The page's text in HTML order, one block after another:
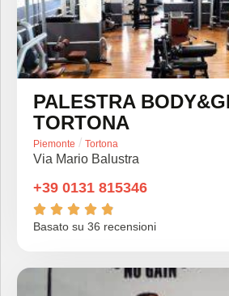
PALESTRA
TORTONA
Piemonte / Tortona
Via Mario Balustra
+39 0131 815346
    
Basato su 36 recensioni